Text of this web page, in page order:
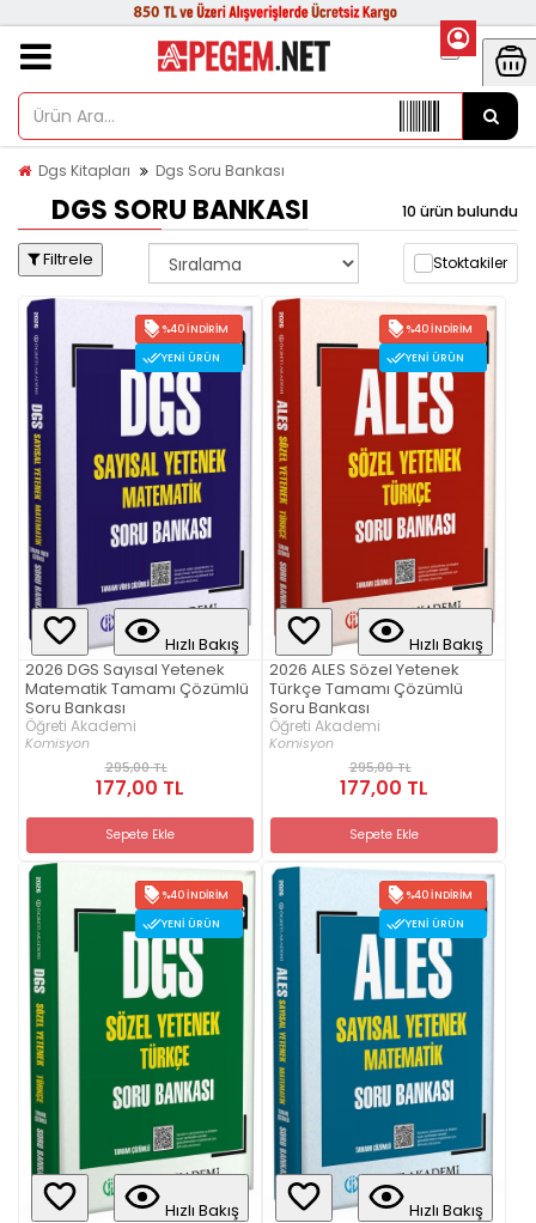
Dgs Kitapları Dgs Soru Bankası
DGS SORU BANKASI 10 ürün bulundu
Filtrele Stoktakiler
%40 İNDIRIM
YENI ÜRÜN
Hızlı Bakış
2026 DGS Sayısal Yetenek
Matematik Tamamı Çözümlü
Soru Bankası
Öğreti Akademi
Komisyon
295,00 TL
177,00 TL
Sepete Ekle
%40 İNDIRIM
YENI ÜRÜN
Hızlı Bakış
2026 ALES Sözel Yetenek
Türkçe Tamamı Çözümlü
Soru Bankası
Öğreti Akademi
Komisyon
295,00 TL
177,00 TL
Sepete Ekle
%40 İNDIRIM
YENI ÜRÜN
Hızlı Bakış
%40 İNDIRIM
YENI ÜRÜN
Hızlı Bakış